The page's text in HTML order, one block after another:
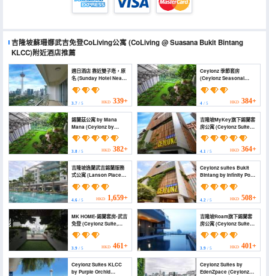
吉隆坡蘇珊娜武吉免登CoLiving公寓(CoLiving @ Suasana Bukit Bintang
KLCC)附近酒店推薦
週日酒店 靠近雙子塔，原
名 (Sunday Hotel Near
Petronas Twin Tower
Formerly Suasana
Suites)
3.7 / 5 HKD 339+
Ceylonz 季節套房
(Ceylonz Seasonal
Suites)
4/ 5 HKD 384+
錫蘭茲公寓 by Mana
Mana (Ceylonz by
Mana Mana)
3.8 / 5 HKD 382+
吉隆坡MyKey旗下錫蘭套
房公寓 (Ceylonz Suites
by MyKey)
4.1/ 5 HKD 364+
吉隆坡逸蘭武吉錫蘭服務
式公寓 (Lanson Place
Bukit Ceylon)
4.6 / 5 HKD 1,659+
Ceylonz suites Bukit
Bintang by Infinity Pool
(Ceylonz suites Bukit
Bintang by Infinity Pool)
4.2/ 5 HKD 508+
MK HOME-錫蘭套房-武吉
免登 (Ceylonz Suite,
Bukit Bintang by MK
Home)
3.9 / 5 HKD 461+
吉隆坡Roam旗下錫蘭套
房公寓 (Ceylonz Suite
Kuala Lumpur, Roam)
3.9/ 5 HKD 401+
Ceylonz Suites KLCC
by Purple Orchid
Ceylonz Suites by
EdenZpace (Ceylonz